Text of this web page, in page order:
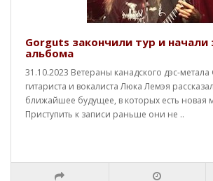
Gorguts закончили тур и начали
альбома
31.10.2023 Ветераны канадского дэс-
гитариста и вокалиста Люка Лемэя
ближайшее будущее, в которых есть новая
Приступить к записи раньше они не ..